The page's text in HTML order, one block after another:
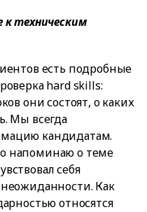
к техническим
есть подробные
hard skills:
они состоят, о каких
Мы всегда
кандидатам.
напоминаю о теме
себя
Как
относятся